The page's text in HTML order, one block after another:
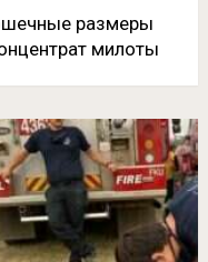
размеры
милоты